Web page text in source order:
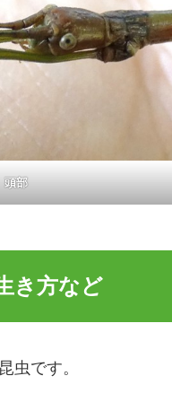
頭部
き方など
虫です。